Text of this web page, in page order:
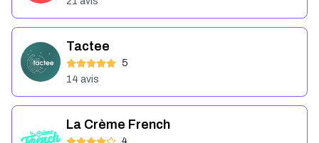
Tactee
5
14 avis
La Crème French